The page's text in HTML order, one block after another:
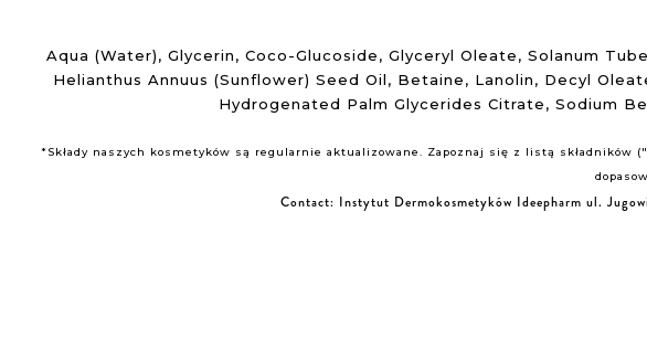
Aqua (Water), Glycerin, Coco-Glucoside, Glyceryl Oleate, Solanum
Helianthus Annuus (Sunflower) Seed Oil, Betaine, Lanolin, Decyl
Hydrogenated Palm Glycerides Citrate, Sodium
*Składy naszych kosmetyków są regularnie aktualizowane. Zapoznaj się z listą
Contact: Instytut Dermokosmetyków Ideepharm ul.